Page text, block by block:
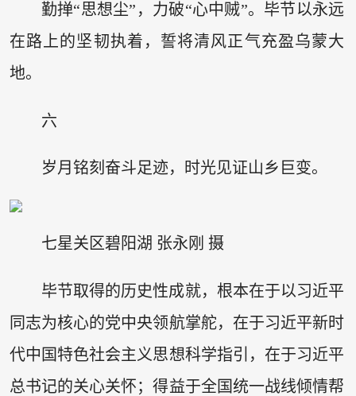
勤掸“思想尘”，力破“心中贼”。毕节以永远
在路上的坚韧执着，誓将清风正气充盈乌蒙大
地。
六
岁月铭刻奋斗足迹，时光见证山乡巨变。
七星关区碧阳湖 张永刚 摄
毕节取得的历史性成就，根本在于以习近平
同志为核心的党中央领航掌舵，在于习近平新时
代中国特色社会主义思想科学指引，在于习近平
总书记的关心关怀；得益于全国统一战线倾情帮